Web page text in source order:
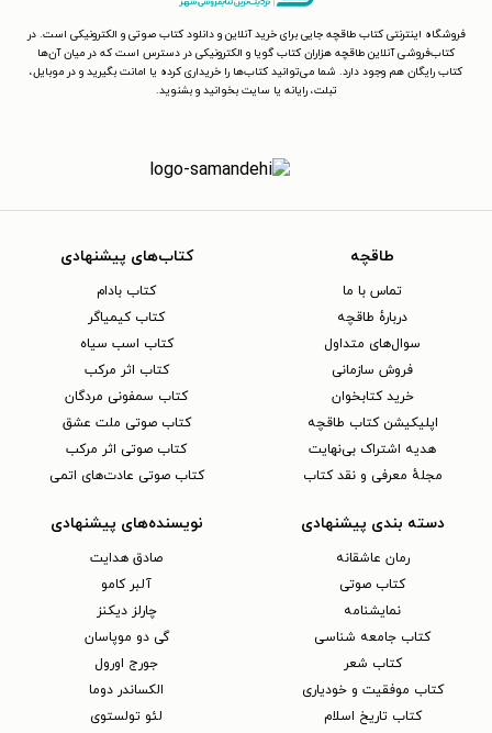
فروشگاه اینترنتی کتاب طاقچه جایی برای خرید آنلاین و دانلود کتاب صوتی و الکترونیکی است. در
کتاب‌فروشی آنلاین طاقچه هزاران کتاب گویا و الکترونیکی در دسترس است که در میان آن‌ها
کتاب رایگان هم وجود دارد. شما می‌توانید کتاب‌ها را خریداری کرده یا امانت بگیرید و در موبایل،
تبلت، رایانه یا سایت بخوانید و بشنوید.
طاقچه
تماس با ما
دربارهٔ طاقچه
سوال‌های متداول
فروش سازمانی
خرید کتابخوان
اپلیکیشن کتاب طاقچه
هدیه اشتراک بی‌نهایت
مجلهٔ معرفی و نقد کتاب
کتاب‌های پیشنهادی
کتاب بادام
کتاب کیمیاگر
کتاب اسب سیاه
کتاب اثر مرکب
کتاب سمفونی مردگان
کتاب صوتی ملت عشق
کتاب صوتی اثر مرکب
کتاب صوتی عادت‌های اتمی
دسته بندی پیشنهادی
رمان عاشقانه
کتاب‌ صوتی
نمایشنامه
کتاب جامعه شناسی
کتاب شعر
کتاب موفقیت و خودیاری
کتاب تاریخ اسلام
نویسنده‌های پیشنهادی
صادق هدایت
آلبر کامو
چارلز دیکنز
گی دو موپاسان
جورج اورول
الکساندر دوما
لئو تولستوی